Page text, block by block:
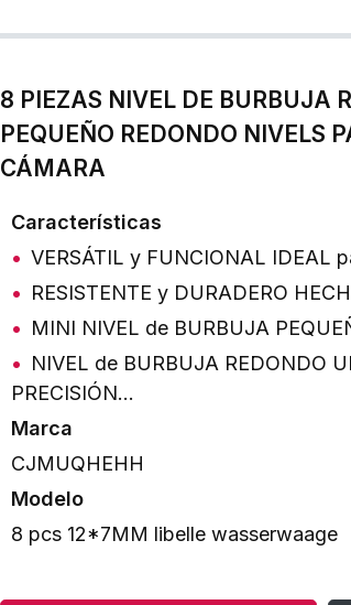
8 PIEZAS NIVEL DE BURBUJA
PEQUEÑO REDONDO NIVELS
CÁMARA
Características
VERSÁTIL y FUNCIONAL IDEAL
RESISTENTE y DURADERO
MINI NIVEL de BURBUJA
NIVEL de BURBUJA REDONDO
PRECISIÓN…
Marca
CJMUQHEHH
Modelo
8 pcs 12*7MM libelle wasserwaage